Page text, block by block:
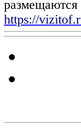
размещаются
https://